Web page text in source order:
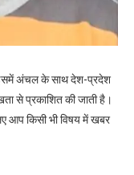
अंचल के साथ देश-प्रदेश
से प्रकाशित की जाती है।
आप किसी भी विषय में खबर